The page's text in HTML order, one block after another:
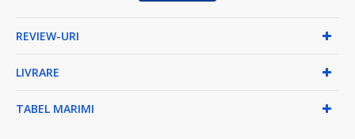
•Corp din polipropilenă
•Filtru integrat
Alimentare 220-240V
- compatibil cu rețeaua standard
REVIEW-URI
LIVRARE
TABEL MARIMI